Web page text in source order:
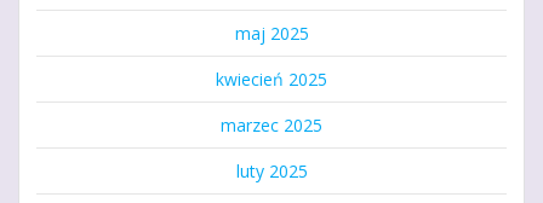
maj 2025
kwiecień 2025
marzec 2025
luty 2025